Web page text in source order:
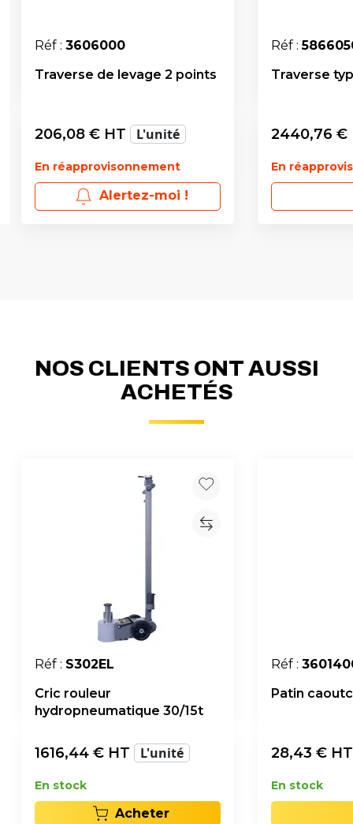
Réf : 3606000
Traverse de levage 2 points
206,08 € HT L'unité
En réapprovisonnement
Alertez-moi !
Réf :
Traverse
2440,76 €
En
NOS CLIENTS ONT AUSSI
ACHETÉS
Réf : S302EL
Cric rouleur
hydropneumatique 30/15t
1616,44 € HT L'unité
En stock
Acheter
Réf :
Patin
28,43 €
En stock